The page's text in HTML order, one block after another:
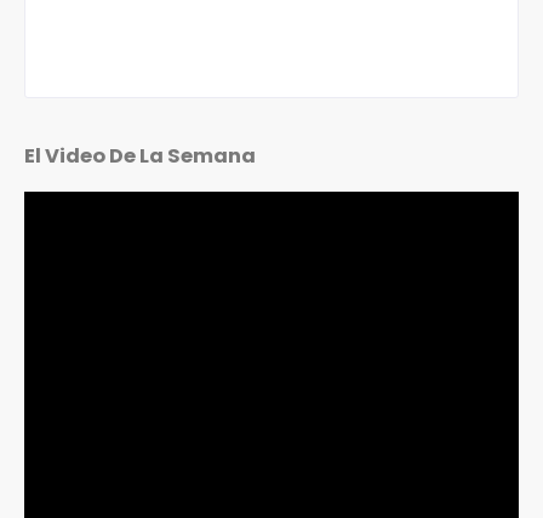
El Video De La Semana